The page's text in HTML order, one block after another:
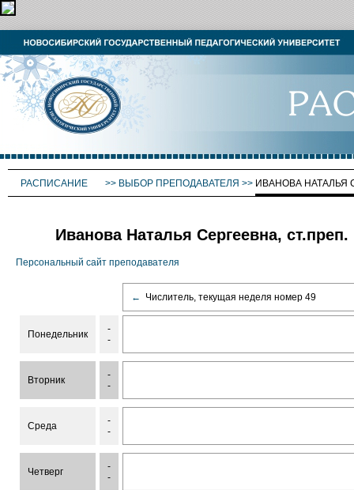
РАСПИСАНИЕ >> ВЫБОР ПРЕПОДАВАТЕЛЯ >> ИВАНОВА НАТАЛЬЯ
Иванова Наталья Сергеевна, ст.преп.
Персональный сайт преподавателя
← Числитель, текущая неделя номер 49
Понедельник
-
-
Вторник
-
-
Среда
-
-
Четверг
-
-